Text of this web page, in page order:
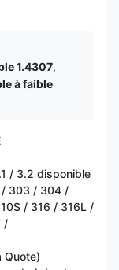
1.4307,
à faible
/ 3.2 disponible
303 / 304 /
/ 316 / 316L /
/
Quote)